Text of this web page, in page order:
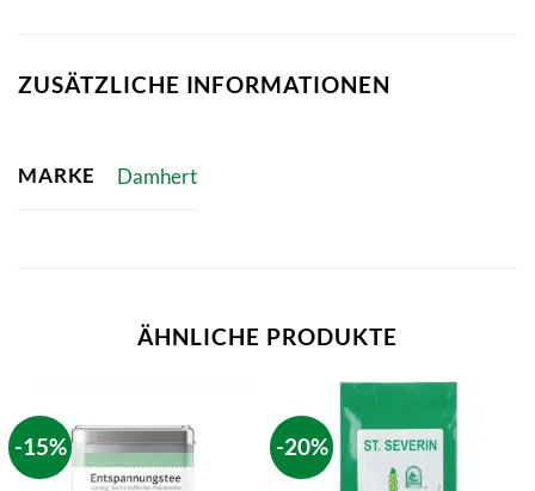
ZUSÄTZLICHE INFORMATIONEN
MARKE Damhert
ÄHNLICHE PRODUKTE
-15% -20%